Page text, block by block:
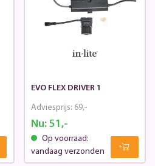
EVO FLEX DRIVER 1
Nu: 51,-
Adviesprijs: 69,-
Op voorraad:
vandaag verzonden